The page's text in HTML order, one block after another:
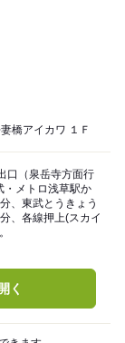
橋アイカワ １Ｆ
口（泉岳寺方面行
・メトロ浅草駅か
、東武とうきょう
、各線押上(スカイ
く